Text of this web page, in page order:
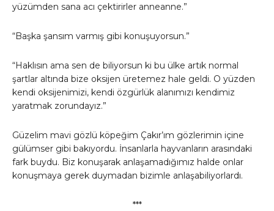
yüzümden sana acı çektirirler anneanne.”
“Başka şansım varmış gibi konuşuyorsun.”
“Haklısın ama sen de biliyorsun ki bu ülke artık normal
şartlar altında bize oksijen üretemez hale geldi. O yüzden
kendi oksijenimizi, kendi özgürlük alanımızı kendimiz
yaratmak zorundayız.”
Güzelim mavi gözlü köpeğim Çakır’ım gözlerimin içine
gülümser gibi bakıyordu. İnsanlarla hayvanların arasındaki
fark buydu. Biz konuşarak anlaşamadığımız halde onlar
konuşmaya gerek duymadan bizimle anlaşabiliyorlardı.
***